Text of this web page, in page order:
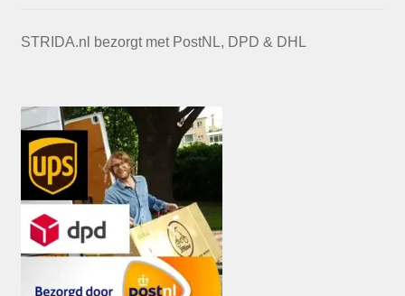
STRIDA.nl bezorgt met PostNL, DPD & DHL